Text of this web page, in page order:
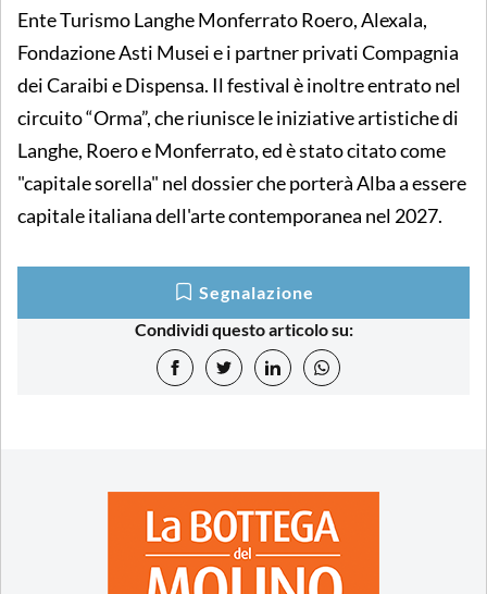
Ente Turismo Langhe Monferrato Roero, Alexala,
Fondazione Asti Musei e i partner privati Compagnia
dei Caraibi e Dispensa. Il festival è inoltre entrato nel
circuito “Orma”, che riunisce le iniziative artistiche di
Langhe, Roero e Monferrato, ed è stato citato come
"capitale sorella" nel dossier che porterà Alba a essere
capitale italiana dell'arte contemporanea nel 2027.
Segnalazione
Condividi questo articolo su: